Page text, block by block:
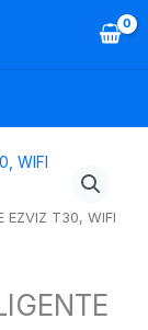
EZVIZ T30, WIFI